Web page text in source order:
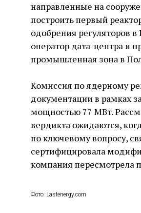
направленные на
построить первый
одобрения регуляторов
оператор дата-центра и
промышленная зона в
Комиссия по ядерному
документации в рамках
мощностью 77 МВт.
вердикта ожидаются,
по ключевому вопросу,
сертифицировала
компания пересмотрела
Фото: Lastenergy.com